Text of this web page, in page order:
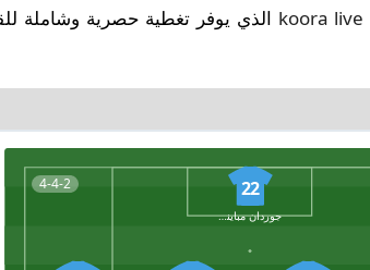
koora live الذي يوفر تغطية حصرية وشاملة
4-4-2 22
جوردان مبايناسم